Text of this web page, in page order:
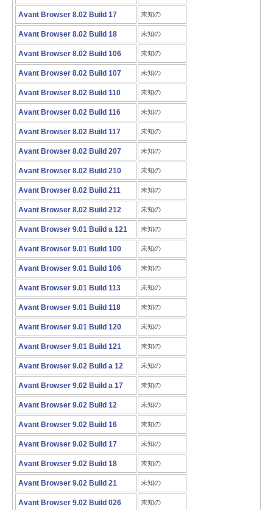
Avant Browser 8.02 Build 17 未知の
Avant Browser 8.02 Build 18 未知の
Avant Browser 8.02 Build 106 未知の
Avant Browser 8.02 Build 107 未知の
Avant Browser 8.02 Build 110 未知の
Avant Browser 8.02 Build 116 未知の
Avant Browser 8.02 Build 117 未知の
Avant Browser 8.02 Build 207 未知の
Avant Browser 8.02 Build 210 未知の
Avant Browser 8.02 Build 211 未知の
Avant Browser 8.02 Build 212 未知の
Avant Browser 9.01 Build a 121 未知の
Avant Browser 9.01 Build 100 未知の
Avant Browser 9.01 Build 106 未知の
Avant Browser 9.01 Build 113 未知の
Avant Browser 9.01 Build 118 未知の
Avant Browser 9.01 Build 120 未知の
Avant Browser 9.01 Build 121 未知の
Avant Browser 9.02 Build a 12 未知の
Avant Browser 9.02 Build a 17 未知の
Avant Browser 9.02 Build 12 未知の
Avant Browser 9.02 Build 16 未知の
Avant Browser 9.02 Build 17 未知の
Avant Browser 9.02 Build 18 未知の
Avant Browser 9.02 Build 21 未知の
Avant Browser 9.02 Build 026 未知の